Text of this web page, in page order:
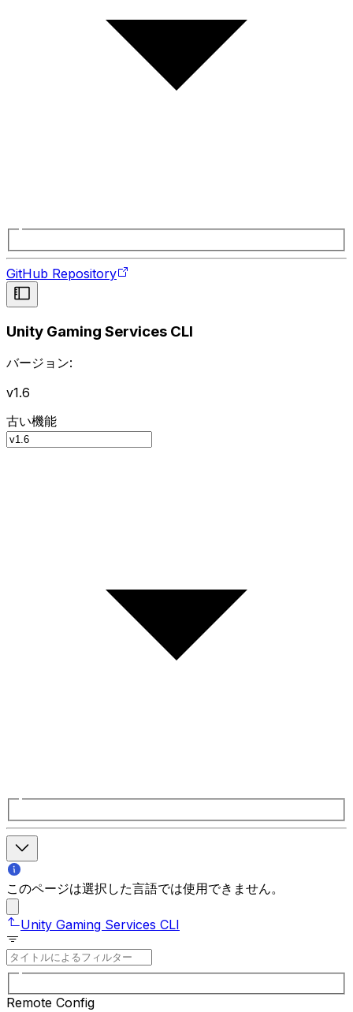
GitHub Repository
Unity Gaming Services CLI
バージョン:
v1.6
古い機能
このページは選択した言語では使用できません。
Unity Gaming Services CLI
Remote Config